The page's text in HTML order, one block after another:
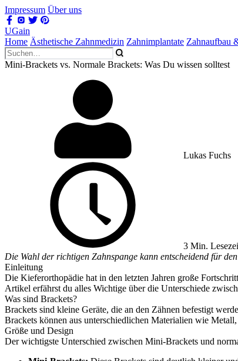
Impressum Über uns
UGain
Home Ästhetische Zahnmedizin Zahnimplantate Zahnaufbau
Mini-Brackets vs. Normale Brackets: Was Du wissen solltest
Lukas Fuchs
3 Min.
Die Wahl der richtigen Zahnspange kann entscheidend für
Einleitung
Die Kieferorthopädie hat in den letzten Jahren große
Artikel erfährst du alles Wichtige über die Unterschiede
Was sind Brackets?
Brackets sind kleine Geräte, die an den Zähnen befestigt
Brackets können aus unterschiedlichen Materialien wie
Größe und Design
Der wichtigste Unterschied zwischen Mini-Brackets und